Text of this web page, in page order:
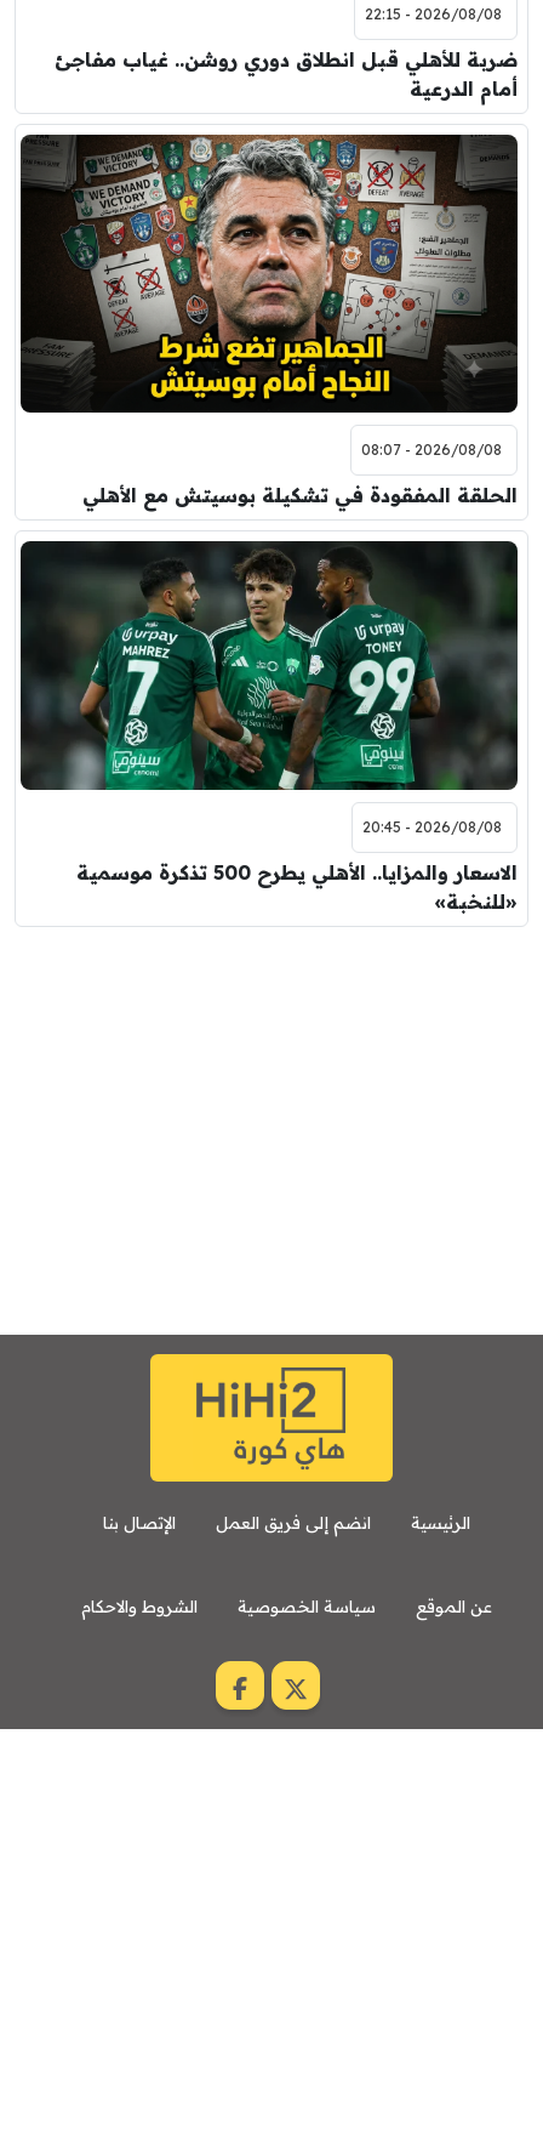
2026/08/08 - 22:15
ضربة للأهلي قبل انطلاق دوري روشن.. غياب مفاجئ
أمام الدرعية
2026/08/08 - 08:07
الحلقة المفقودة في تشكيلة بوسيتش مع الأهلي
2026/08/08 - 20:45
الاسعار والمزايا.. الأهلي يطرح 500 تذكرة موسمية
«للنخبة»
الرئيسية انضم إلى فريق العمل الإتصال بنا
عن الموقع سياسة الخصوصية الشروط والاحكام